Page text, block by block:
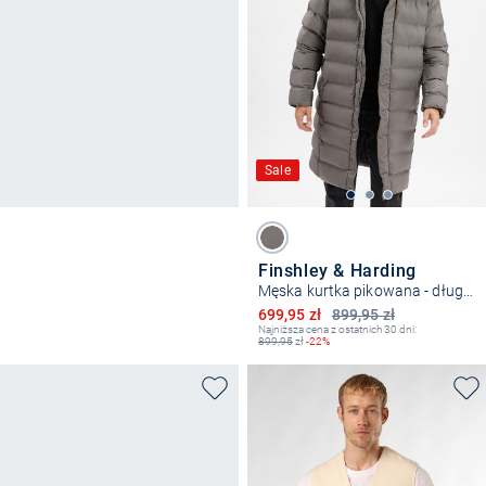
Sale
Finshley & Harding
Męska kurtka pikowana - długa Fudo
899,95 zł
Obniżona cena
699,95 zł
Najniższa cena z ostatnich 30 dni:
899,95zł-22%